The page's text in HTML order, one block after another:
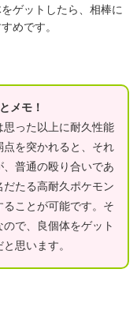
ゲットしたら、相棒に
めです。
メモ！
った以上に耐久性能
を突かれると、それ
普通の殴り合いであ
たる高耐久ポケモン
ことが可能です。そ
で、良個体をゲット
思います。